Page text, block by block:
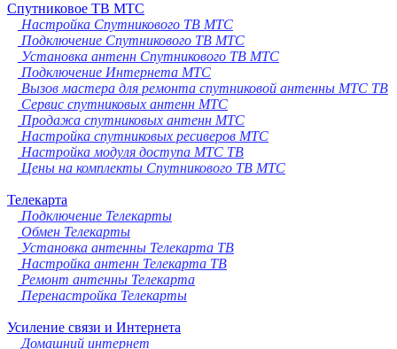
Спутниковое ТВ МТС
Настройка Спутникового ТВ МТС
Подключение Спутникового ТВ МТС
Установка антенн Спутникового ТВ МТС
Подключение Интернета МТС
Вызов мастера для ремонта спутниковой антенны МТС ТВ
Сервис спутниковых антенн МТС
Продажа спутниковых антенн МТС
Настройка спутниковых ресиверов МТС
Настройка модуля доступа МТС ТВ
Цены на комплекты Спутникового ТВ МТС
Телекарта
Подключение Телекарты
Обмен Телекарты
Установка антенны Телекарта ТВ
Настройка антенн Телекарта ТВ
Ремонт антенны Телекарта
Перенастройка Телекарты
Усиление связи и Интернета
Домашний интернет